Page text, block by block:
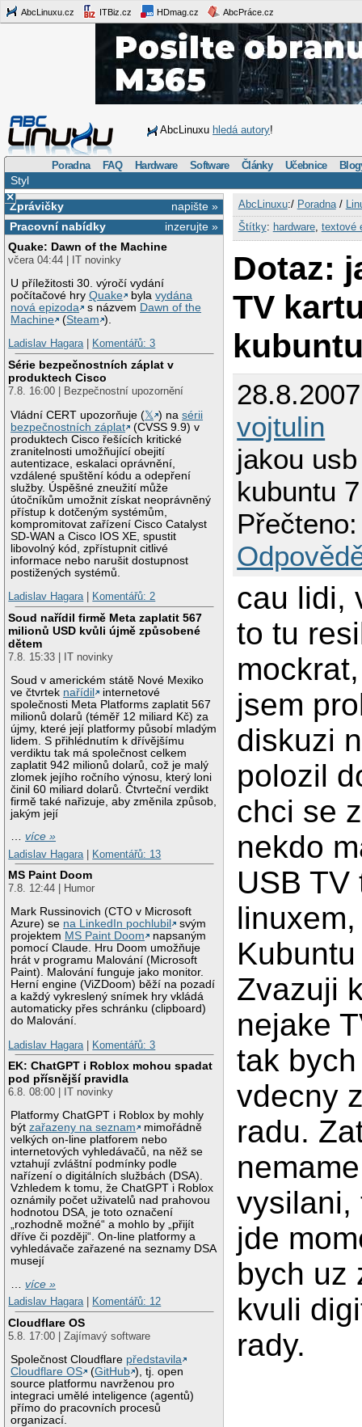
AbcLinuxu.cz ITBiz.cz HDmag.cz AbcPráce.cz
AbcLinuxu hledá autory!
Poradna FAQ Hardware Software Články Učebnice
Styl
×
napište »
Zprávičky
inzerujte »
Pracovní nabídky
Quake: Dawn of the Machine
včera 04:44 | IT novinky
U příležitosti 30. výročí vydání
počítačové hryQuake bylavydána
nová epizoda
s názvem Dawn of the
Machine
(Steam ).
Ladislav Hagara| Komentářů: 3
Série bezpečnostních záplat v
produktech Cisco
7.8. 16:00 | Bezpečnostní upozornění
Vládní CERT upozorňuje (𝕏 ) nasérii
bezpečnostních záplat
(CVSS 9.9) v
produktech Cisco řešících kritické
zranitelnosti umožňující obejití
autentizace, eskalaci oprávnění,
vzdálené spuštění kódu a odepření
služby. Úspěšné zneužití může
útočníkům umožnit získat neoprávněný
přístup k dotčeným systémům,
kompromitovat zařízení Cisco Catalyst
SD-WAN a Cisco IOS XE, spustit
libovolný kód, zpřístupnit citlivé
informace nebo narušit dostupnost
postižených systémů.
Ladislav Hagara| Komentářů: 2
Soud nařídil firmě Meta zaplatit 567
milionů USD kvůli újmě způsobené
dětem
7.8. 15:33 | IT novinky
Soud v americkém státě Nové Mexiko
ve čtvrtek nařídil
internetové
společnosti Meta Platforms zaplatit 567
milionů dolarů (téměř 12 miliard Kč) za
újmy, které její platformy působí mladým
lidem. S přihlédnutím k dřívějšímu
verdiktu tak má společnost celkem
zaplatit 942 milionů dolarů, což je malý
zlomek jejího ročního výnosu, který loni
činil 60 miliard dolarů. Čtvrteční verdikt
firmě také nařizuje, aby změnila způsob,
jakým její
…více »
Ladislav Hagara
Komentářů: 13
MS Paint Doom
7.8. 12:44 | Humor
Mark Russinovich (CTO v Microsoft
Azure) se na LinkedIn pochlubil
svým
projektem MS Paint Doom
napsaným
pomocí Claude. Hru Doom umožňuje
hrát v programu Malování (Microsoft
Paint). Malování funguje jako monitor.
Herní engine (ViZDoom) běží na pozadí
a každý vykreslený snímek hry vkládá
automaticky přes schránku (clipboard)
do Malování.
Ladislav Hagara
Komentářů: 3
EK: ChatGPT i Roblox mohou spadat
pod přísnější pravidla
6.8. 08:00 | IT novinky
Platformy ChatGPT i Roblox by mohly
býtzařazeny na seznam
mimořádně
velkých on-line platforem nebo
internetových vyhledávačů, na něž se
vztahují zvláštní podmínky podle
nařízení o digitálních službách (DSA).
Vzhledem k tomu, že ChatGPT i Roblox
oznámily počet uživatelů nad prahovou
hodnotou DSA, je toto označení
„rozhodně možné“ a mohlo by „přijít
dříve či později“. On-line platformy a
vyhledávače zařazené na seznamy DSA
musejí
…více »
Ladislav Hagara| Komentářů: 12
Cloudflare OS
5.8. 17:00 | Zajímavý software
Společnost Cloudflare představila
Cloudflare OS
(GitHub ), tj. open
source platformu navrženou pro
integraci umělé inteligence (agentů)
přímo do pracovních procesů
organizací.
AbcLinuxu:/ Poradna/
Štítky: hardware, textové
Dotaz:
TV
vojtulin
jakou
kubuntu
cau lidi,
to tu
jsem
diskuzi
polozil
chci se
nekdo
USB TV
Zvazuji
nejake
tak
vdecny
radu.
vysilani,
jde
bych uz
kvuli
rady.